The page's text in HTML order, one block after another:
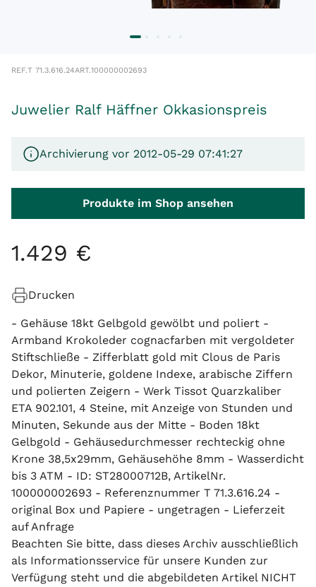
REF.T 71.3.616.24ART.100000002693
Juwelier Ralf Häffner Okkasionspreis
Archivierung vor 2012-05-29 07:41:27
Produkte im Shop ansehen
1.429 €
Drucken
- Gehäuse 18kt Gelbgold gewölbt und poliert -
Armband Krokoleder cognacfarben mit vergoldeter
Stiftschließe - Zifferblatt gold mit Clous de Paris
Dekor, Minuterie, goldene Indexe, arabische Ziffern
und polierten Zeigern - Werk Tissot Quarzkaliber
ETA 902.101, 4 Steine, mit Anzeige von Stunden und
Minuten, Sekunde aus der Mitte - Boden 18kt
Gelbgold - Gehäusedurchmesser rechteckig ohne
Krone 38,5x29mm, Gehäusehöhe 8mm - Wasserdicht
bis 3 ATM - ID: ST28000712B, ArtikelNr.
100000002693 - Referenznummer T 71.3.616.24 -
original Box und Papiere - ungetragen - Lieferzeit
auf Anfrage
Beachten Sie bitte, dass dieses Archiv ausschließlich
als Informationsservice für unsere Kunden zur
Verfügung steht und die abgebildeten Artikel NICHT